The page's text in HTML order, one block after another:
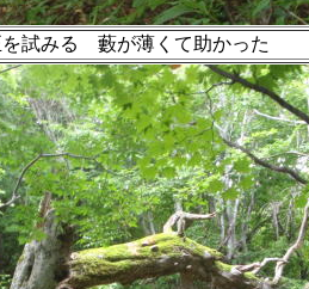
を試みる 藪が薄くて助かった